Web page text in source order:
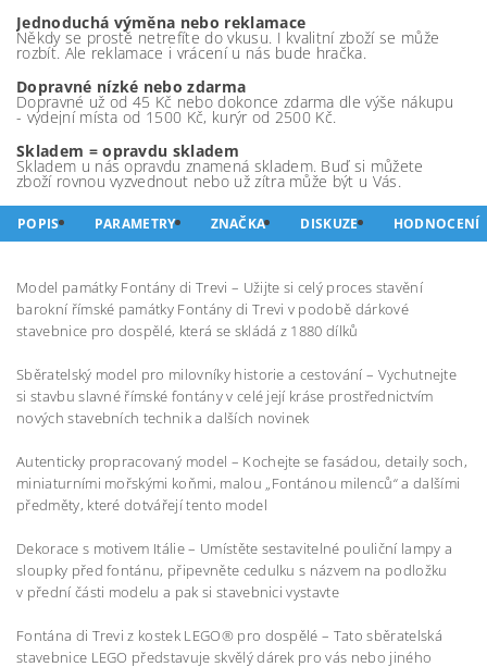
Jednoduchá výměna nebo reklamace
Někdy se prostě netrefíte do vkusu. I kvalitní zboží se může
rozbít. Ale reklamace i vrácení u nás bude hračka.
Dopravné nízké nebo zdarma
Dopravné už od 45 Kč nebo dokonce zdarma dle výše nákupu
- výdejní místa od 1500 Kč, kurýr od 2500 Kč.
Skladem = opravdu skladem
Skladem u nás opravdu znamená skladem. Buď si můžete
zboží rovnou vyzvednout nebo už zítra může být u Vás.
POPIS PARAMETRY ZNAČKA DISKUZE HODNOCENÍ
Model památky Fontány di Trevi – Užijte si celý proces stavění
barokní římské památky Fontány di Trevi v podobě dárkové
stavebnice pro dospělé, která se skládá z 1880 dílků
Sběratelský model pro milovníky historie a cestování – Vychutnejte
si stavbu slavné římské fontány v celé její kráse prostřednictvím
nových stavebních technik a dalších novinek
Autenticky propracovaný model – Kochejte se fasádou, detaily soch,
miniaturními mořskými koňmi, malou „Fontánou milenců“ a dalšími
předměty, které dotvářejí tento model
Dekorace s motivem Itálie – Umístěte sestavitelné pouliční lampy a
sloupky před fontánu, připevněte cedulku s názvem na podložku
v přední části modelu a pak si stavebnici vystavte
Fontána di Trevi z kostek LEGO® pro dospělé – Tato sběratelská
stavebnice LEGO představuje skvělý dárek pro vás nebo jiného